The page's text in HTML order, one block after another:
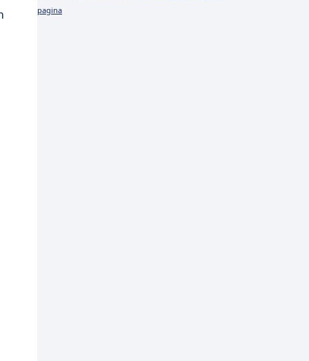
pagina